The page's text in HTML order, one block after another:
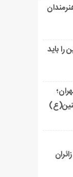
باید